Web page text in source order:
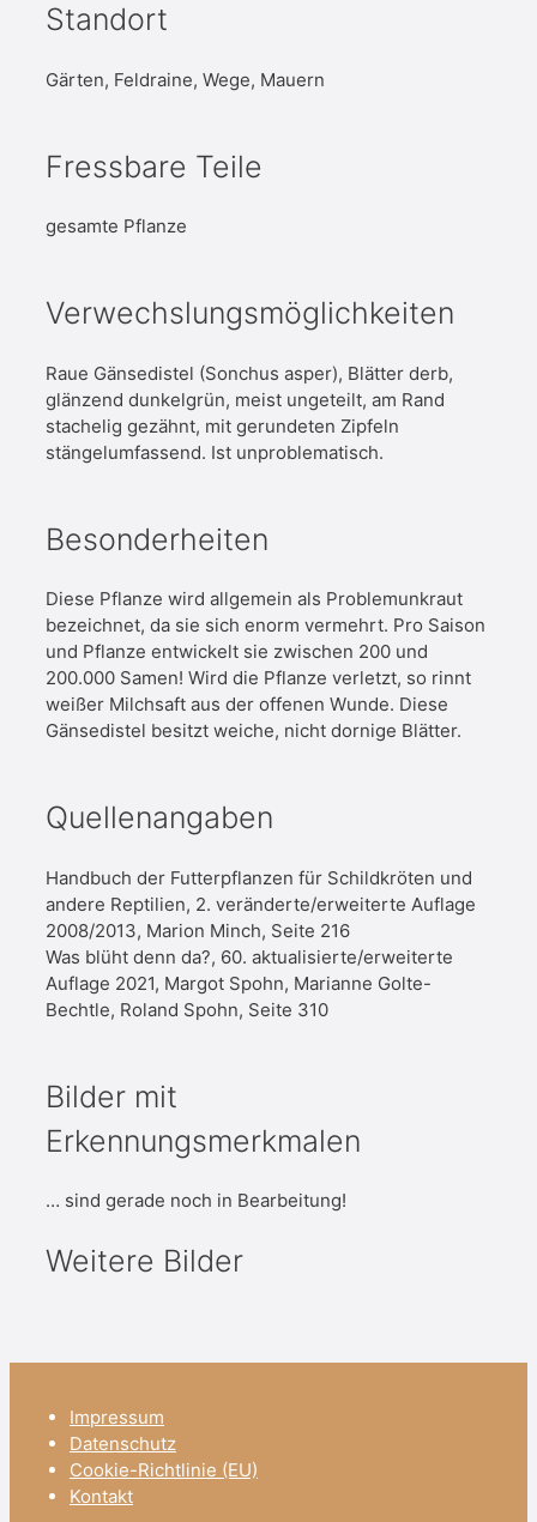
Standort
Gärten, Feldraine, Wege, Mauern
Fressbare Teile
gesamte Pflanze
Verwechslungsmöglichkeiten
Raue Gänsedistel (Sonchus asper), Blätter derb,
glänzend dunkelgrün, meist ungeteilt, am Rand
stachelig gezähnt, mit gerundeten Zipfeln
stängelumfassend. Ist unproblematisch.
Besonderheiten
Diese Pflanze wird allgemein als Problemunkraut
bezeichnet, da sie sich enorm vermehrt. Pro Saison
und Pflanze entwickelt sie zwischen 200 und
200.000 Samen! Wird die Pflanze verletzt, so rinnt
weißer Milchsaft aus der offenen Wunde. Diese
Gänsedistel besitzt weiche, nicht dornige Blätter.
Quellenangaben
Handbuch der Futterpflanzen für Schildkröten und
andere Reptilien, 2. veränderte/erweiterte Auflage
2008/2013, Marion Minch, Seite 216
Was blüht denn da?, 60. aktualisierte/erweiterte
Auflage 2021, Margot Spohn, Marianne Golte-
Bechtle, Roland Spohn, Seite 310
Bilder mit
Erkennungsmerkmalen
… sind gerade noch in Bearbeitung!
Weitere Bilder
Impressum
Datenschutz
Cookie-Richtlinie (EU)
Kontakt